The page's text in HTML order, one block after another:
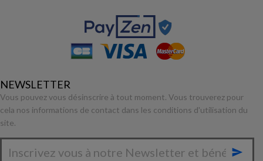
NEWSLETTER
Vous pouvez vous désinscrire à tout moment. Vous trouverez pour
cela nos informations de contact dans les conditions d'utilisation du
site.
